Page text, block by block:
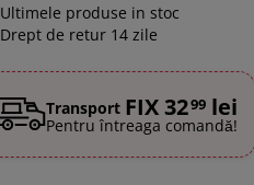
Ultimele produse in stoc
Drept de retur 14 zile
Transport FIX 3299lei
Pentru întreaga comandă!